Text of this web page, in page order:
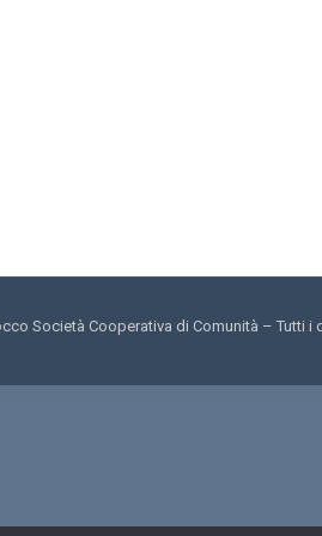
Società Cooperativa di Comunità – Tutti i